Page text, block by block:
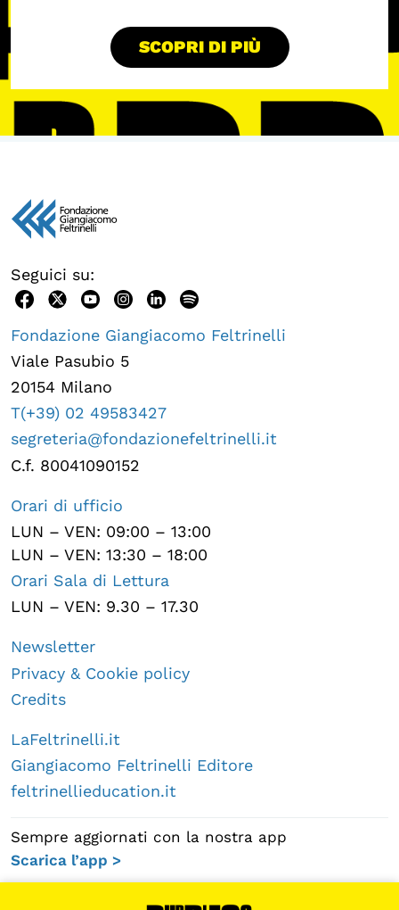
SCOPRI DI PIÙ
Seguici su:
Fondazione Giangiacomo Feltrinelli
Viale Pasubio 5
20154 Milano
T(+39) 02 49583427
segreteria@fondazionefeltrinelli.it
C.f. 80041090152
Orari di ufficio
LUN – VEN: 09:00 – 13:00
LUN – VEN: 13:30 – 18:00
Orari Sala di Lettura
LUN – VEN: 9.30 – 17.30
Newsletter
Privacy & Cookie policy
Credits
LaFeltrinelli.it
Giangiacomo Feltrinelli Editore
feltrinellieducation.it
Sempre aggiornati con la nostra app
Scarica l’app >